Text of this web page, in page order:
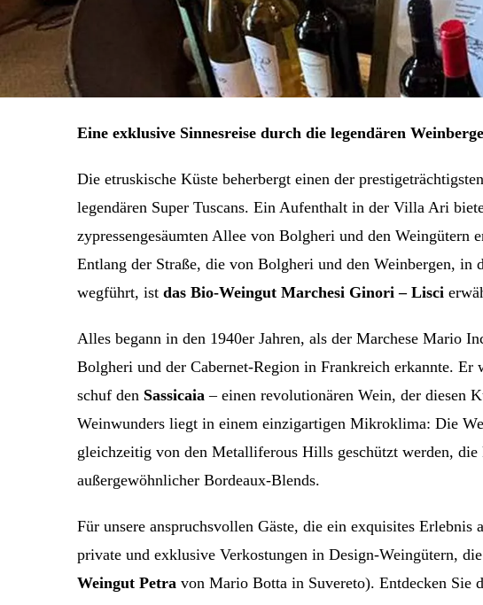
Eine exklusive Sinnesreise durch die legendären
Die etruskische Küste beherbergt einen der
legendären Super Tuscans. Ein Aufenthalt in der Villa Ari
zypressengesäumten Allee von Bolgheri und den Weingütern
Entlang der Straße, die von Bolgheri und den Weinbergen, in
wegführt, ist das Bio-Weingut Marchesi Ginori – Lisci
Alles begann in den 1940er Jahren, als der Marchese Mario
Bolgheri und der Cabernet-Region in Frankreich erkannte.
schuf den Sassicaia– einen revolutionären Wein, der diesen
Weinwunders liegt in einem einzigartigen Mikroklima: Die
gleichzeitig von den Metalliferous Hills geschützt werden,
außergewöhnlicher Bordeaux-Blends.
Für unsere anspruchsvollen Gäste, die ein exquisites
private und exklusive Verkostungen in Design-Weingütern,
Weingut Petra von Mario Botta in Suvereto). Entdecken Sie